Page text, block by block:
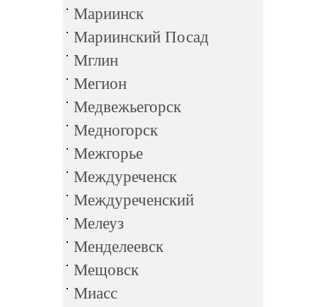
Мариинск
Мариинский Посад
Мглин
Мегион
Медвежьегорск
Медногорск
Межгорье
Междуреченск
Междуреченский
Мелеуз
Менделеевск
Мещовск
Миасс